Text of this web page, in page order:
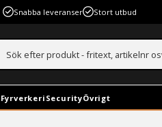
Snabba leveranser Stort utbud
Fyrverkeri SecurityÖvrigt